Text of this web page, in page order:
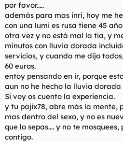
por favor.....
además para mas inri, hoy me
con una lumi es rusa tiene 45
otra vez y no está mal la tia, y
minutos con lluvia dorada
servicios, y cuando me dijo
60 euros.
entoy pensando en ir, porque
aun no he hecho la lluvia
Si voy os cuento la experiencia.
y tu pajix78, abre más la mente,
mas dentro del sexo, y no es
que lo sepas.... y no te
contigo.